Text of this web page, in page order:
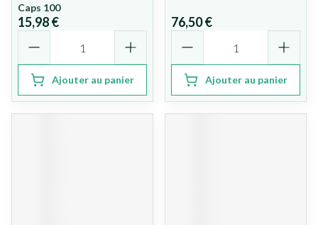
Caps 100
15,98 €
Ajouter au panier
76,50 €
Ajouter au panier